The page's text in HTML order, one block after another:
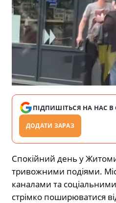
ПІДПИШІТЬСЯ НА НАС В
ДОДАТИ ЗАРАЗ
Спокійний день у
тривожними подіями.
каналами та
стрімко поширюватися